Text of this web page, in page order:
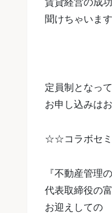
聞けちゃいます
定員制となっ
お申し込みは
☆☆コラボセ
『不動産管理
代表取締役の
お迎えしての